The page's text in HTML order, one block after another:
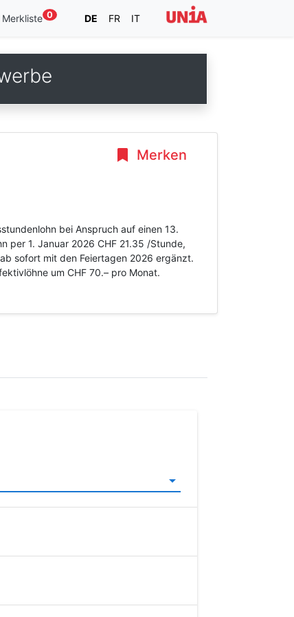
Merkliste 0 DE FR IT
Merken
bei Anspruch auf einen 13.
per 1. Januar 2026 CHF 21.35 /Stunde,
sofort mit den Feiertagen 2026 ergänzt.
um CHF 70.– pro Monat.